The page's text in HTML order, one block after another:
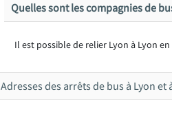
Quelles sont les compagnies de
Il est possible de relier Lyon à Lyon
Adresses des arrêts de bus à Lyon et